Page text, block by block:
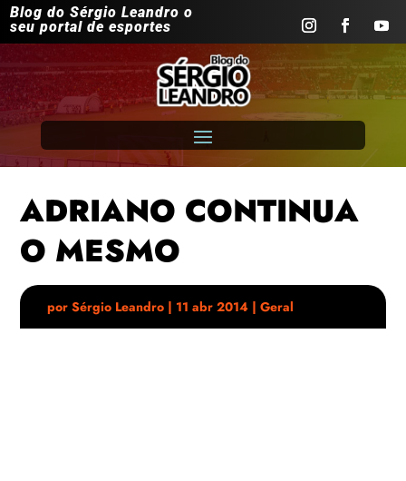
Blog do Sérgio Leandro o
seu portal de esportes
ADRIANO CONTINUA
O MESMO
porSérgio Leandro | 11 abr 2014 |Geral